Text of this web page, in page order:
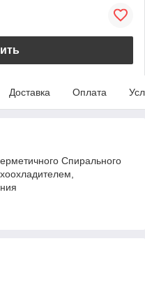
Доставка Оплата
Спирального